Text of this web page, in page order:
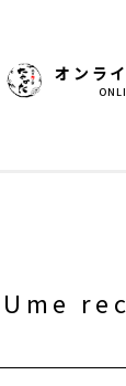
オンラ
Ume